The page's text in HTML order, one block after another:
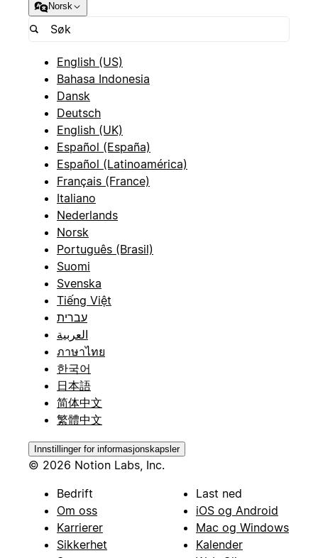
Norsk
English (US)
Bahasa Indonesia
Dansk
Deutsch
English (UK)
Español (España)
Español (Latinoamérica)
Français (France)
Italiano
Nederlands
Norsk
Português (Brasil)
Suomi
Svenska
Tiếng Việt
עברית
العربية
ภาษาไทย
한국어
日本語
简体中文
繁體中文
Innstillinger for informasjonskapsler
© 2026 Notion Labs, Inc.
Bedrift
Om oss
Karrierer
Sikkerhet
Last ned
iOS og Android
Mac og Windows
Kalender